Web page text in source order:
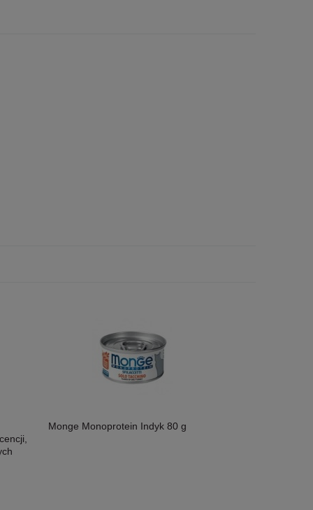
Monge Monoprotein Indyk 80 g